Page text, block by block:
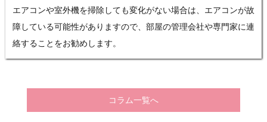
エアコンや室外機を掃除しても変化がない場合は、エアコンが故
障している可能性がありますので、部屋の管理会社や専門家に連
絡することをお勧めします。
コラム一覧へ